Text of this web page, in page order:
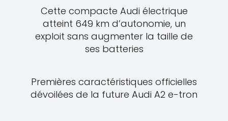
Cette compacte Audi électrique
atteint 649 km d’autonomie, un
exploit sans augmenter la taille de
ses batteries
Premières caractéristiques officielles
dévoilées de la future Audi A2 e-tron